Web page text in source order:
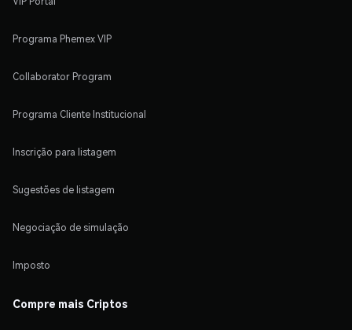
Programa Phemex VIP
Collaborator Program
Programa Cliente Institucional
Inscrição para listagem
Sugestões de listagem
Negociação de simulação
Imposto
Compre mais Criptos